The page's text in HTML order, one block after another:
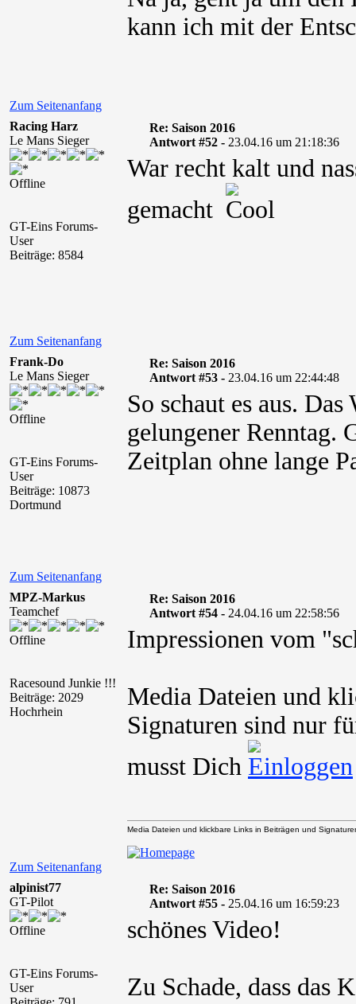
kann ich mit der
Zum Seitenanfang
Racing Harz
Le Mans Sieger
Offline
GT-Eins Forums-
User
Beiträge: 8584
Re: Saison 2016
Antwort #52 - 23.04.16 um 21:18:36
War recht kalt und
gemacht
Zum Seitenanfang
Frank-Do
Le Mans Sieger
Offline
GT-Eins Forums-
User
Beiträge: 10873
Dortmund
Re: Saison 2016
Antwort #53 - 23.04.16 um 22:44:48
So schaut es aus.
gelungener Renntag.
Zeitplan ohne lange
Zum Seitenanfang
MPZ-Markus
Teamchef
Offline
Racesound Junkie !!!
Beiträge: 2029
Hochrhein
Re: Saison 2016
Antwort #54 - 24.04.16 um 22:58:56
Impressionen vom
Media Dateien und
Signaturen sind nur
musst Dich
Zum Seitenanfang
Media Dateien und klickbare Links in Beiträgen und
alpinist77
GT-Pilot
Offline
GT-Eins Forums-
User
Re: Saison 2016
Antwort #55 - 25.04.16 um 16:59:23
schönes Video!
Zu Schade, dass das